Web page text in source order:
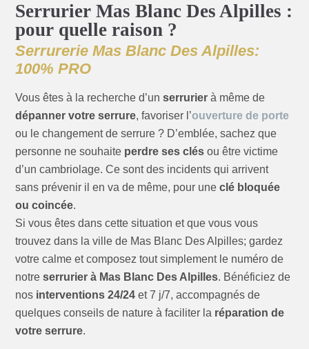
Serrurier Mas Blanc Des Alpilles :
pour quelle raison ?
Serrurerie Mas Blanc Des Alpilles:
100% PRO
Vous êtes à la recherche d’unserrurier à même de
dépanner votre serrure, favoriser l’ouverture de porte
ou le changement de serrure ? D’emblée, sachez que
personne ne souhaite perdre ses clés ou être victime
d’un cambriolage. Ce sont des incidents qui arrivent
sans prévenir il en va de même, pour uneclé bloquée
ou coincée.
Si vous êtes dans cette situation et que vous vous
trouvez dans la ville de Mas Blanc Des Alpilles; gardez
votre calme et composez tout simplement le numéro de
notreserrurier à Mas Blanc Des Alpilles. Bénéficiez de
nos interventions 24/24 et 7 j/7, accompagnés de
quelques conseils de nature à faciliter la réparation de
votre serrure.